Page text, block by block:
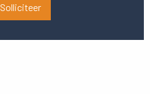
Solliciteer